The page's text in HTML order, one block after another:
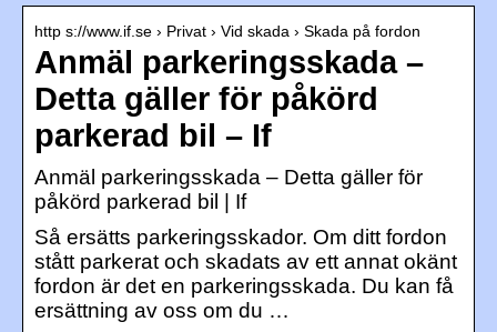
http s://www.if.se › Privat › Vid skada › Skada på fordon
Anmäl parkeringsskada –
Detta gäller för påkörd
parkerad bil – If
Anmäl parkeringsskada – Detta gäller för
påkörd parkerad bil | If
Så ersätts parkeringsskador. Om ditt fordon
stått parkerat och skadats av ett annat okänt
fordon är det en parkeringsskada. Du kan få
ersättning av oss om du …